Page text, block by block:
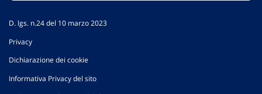
D. lgs. n.24 del 10 marzo 2023
Privacy
Dichiarazione dei cookie
Informativa Privacy del sito